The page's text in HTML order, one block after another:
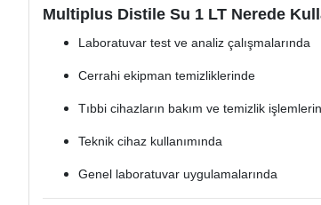
Multiplus Distile Su 1 LT Nerede
Laboratuvar test ve analiz çalışmalarında
Cerrahi ekipman temizliklerinde
Tıbbi cihazların bakım ve temizlik
Teknik cihaz kullanımında
Genel laboratuvar uygulamalarında